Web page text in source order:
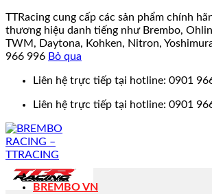
TTRacing cung cấp các sản phẩm chính
thương hiệu danh tiếng như Brembo,
TWM, Daytona, Kohken, Nitron,
966 996 Bỏ qua
Liên hệ trực tiếp tại hotline: 0901
Liên hệ trực tiếp tại hotline: 0901
BREMBO VN